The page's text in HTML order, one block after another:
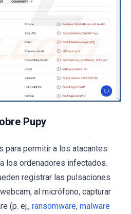
Pupy
para permitir a los atacantes
los ordenadores infectados.
registrar las pulsaciones
al micrófono, capturar
(p. ej., ransomware, malware